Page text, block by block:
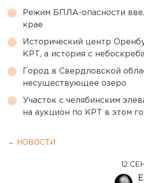
Режим БПЛА-опасности
крае
Исторический центр
КРТ, а история с
Город в Свердловской
несуществующее озеро
Участок с челябинским
на аукцион по КРТ в этом
← НОВОСТИ
12